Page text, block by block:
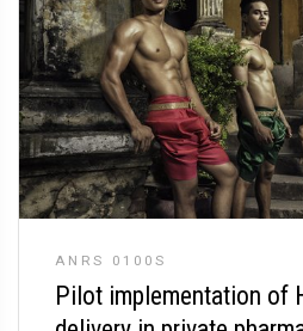
ANRS 0100S
Pilot implementation of